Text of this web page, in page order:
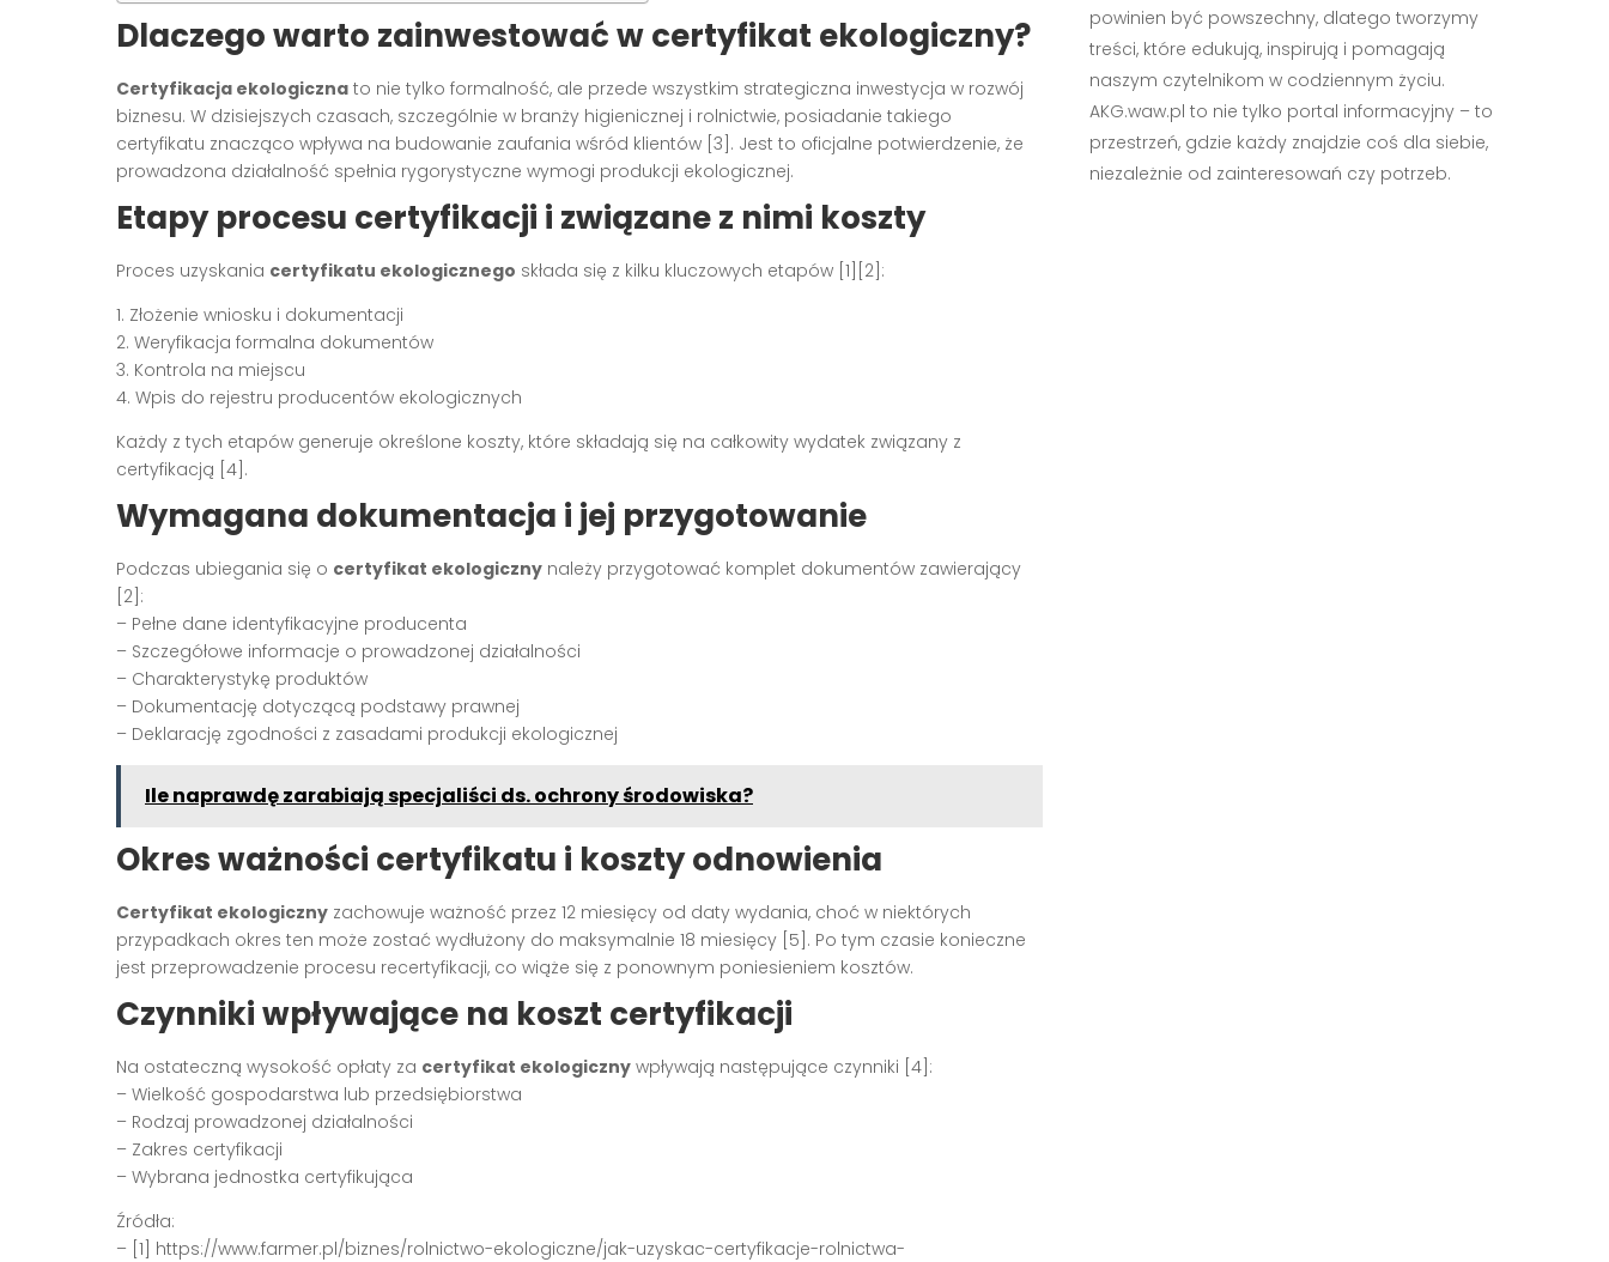
Dlaczego warto zainwestować w certyfikat ekologiczny?
Certyfikacja ekologiczna to nie tylko formalność, ale przede wszystkim strategiczna inwestycja w rozwój
biznesu. W dzisiejszych czasach, szczególnie w branży higienicznej i rolnictwie, posiadanie takiego
certyfikatu znacząco wpływa na budowanie zaufania wśród klientów [3]. Jest to oficjalne potwierdzenie, że
prowadzona działalność spełnia rygorystyczne wymogi produkcji ekologicznej.
Etapy procesu certyfikacji i związane z nimi koszty
Proces uzyskania certyfikatu ekologicznego składa się z kilku kluczowych etapów [1][2]:
1. Złożenie wniosku i dokumentacji
2. Weryfikacja formalna dokumentów
3. Kontrola na miejscu
4. Wpis do rejestru producentów ekologicznych
Każdy z tych etapów generuje określone koszty, które składają się na całkowity wydatek związany z
certyfikacją [4].
Wymagana dokumentacja i jej przygotowanie
Podczas ubiegania się o certyfikat ekologiczny należy przygotować komplet dokumentów zawierający
[2]:
– Pełne dane identyfikacyjne producenta
– Szczegółowe informacje o prowadzonej działalności
– Charakterystykę produktów
– Dokumentację dotyczącą podstawy prawnej
– Deklarację zgodności z zasadami produkcji ekologicznej
Ile naprawdę zarabiają specjaliści ds. ochrony środowiska?
Okres ważności certyfikatu i koszty odnowienia
Certyfikat ekologiczny zachowuje ważność przez 12 miesięcy od daty wydania, choć w niektórych
przypadkach okres ten może zostać wydłużony do maksymalnie 18 miesięcy [5]. Po tym czasie konieczne
jest przeprowadzenie procesu recertyfikacji, co wiąże się z ponownym poniesieniem kosztów.
Czynniki wpływające na koszt certyfikacji
Na ostateczną wysokość opłaty za certyfikat ekologiczny wpływają następujące czynniki [4]:
– Wielkość gospodarstwa lub przedsiębiorstwa
– Rodzaj prowadzonej działalności
– Zakres certyfikacji
– Wybrana jednostka certyfikująca
Źródła:
– [1] https://www.farmer.pl/biznes/rolnictwo-ekologiczne/jak-uzyskac-certyfikacje-rolnictwa-
powinien być powszechny, dlatego tworzymy
treści, które edukują, inspirują i pomagają
naszym czytelnikom w codziennym życiu.
AKG.waw.pl to nie tylko portal informacyjny – to
przestrzeń, gdzie każdy znajdzie coś dla siebie,
niezależnie od zainteresowań czy potrzeb.